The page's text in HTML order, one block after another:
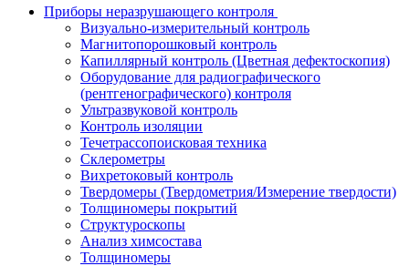
Приборы неразрушающего контроля
Визуально-измерительный контроль
Магнитопорошковый контроль
Капиллярный контроль (Цветная дефектоскопия)
Оборудование для радиографического
(рентгенографического) контроля
Ультразвуковой контроль
Контроль изоляции
Течетрассопоисковая техника
Склерометры
Вихретоковый контроль
Твердомеры (Твердометрия/Измерение твердости)
Толщиномеры покрытий
Структуроскопы
Анализ химсостава
Толщиномеры